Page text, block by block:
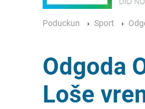
Poduckun Sport
Odgoda
Loše